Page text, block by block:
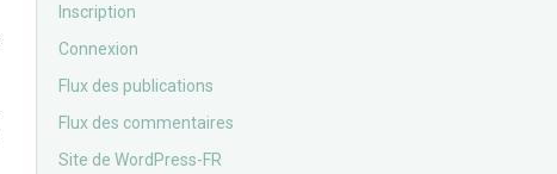
Inscription
Connexion
Flux des publications
Flux des commentaires
Site de WordPress-FR